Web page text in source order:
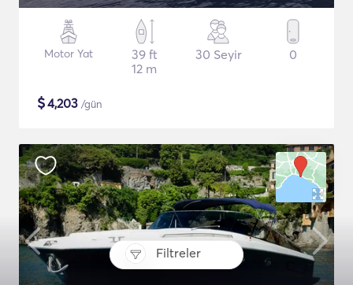
Filtreler
Motor Yat
39 ft
12 m
30 Seyir 0
$4,203 /gün